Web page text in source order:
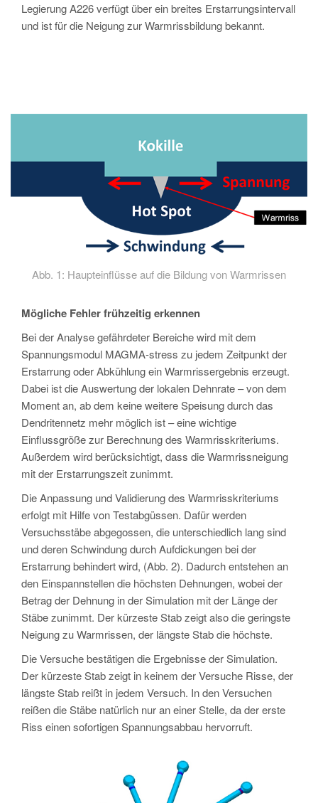
Legierung A226 verfügt über ein breites Erstarrungsintervall
und ist für die Neigung zur Warmrissbildung bekannt.
Abb. 1: Haupteinflüsse auf die Bildung von Warmrissen
Mögliche Fehler frühzeitig erkennen
Bei der Analyse gefährdeter Bereiche wird mit dem
Spannungsmodul MAGMA-stress zu jedem Zeitpunkt der
Erstarrung oder Abkühlung ein Warmrissergebnis erzeugt.
Dabei ist die Auswertung der lokalen Dehnrate – von dem
Moment an, ab dem keine weitere Speisung durch das
Dendritennetz mehr möglich ist – eine wichtige
Einflussgröße zur Berechnung des Warmrisskriteriums.
Außerdem wird berücksichtigt, dass die Warmrissneigung
mit der Erstarrungszeit zunimmt.
Die Anpassung und Validierung des Warmrisskriteriums
erfolgt mit Hilfe von Testabgüssen. Dafür werden
Versuchsstäbe abgegossen, die unterschiedlich lang sind
und deren Schwindung durch Aufdickungen bei der
Erstarrung behindert wird, (Abb. 2). Dadurch entstehen an
den Einspannstellen die höchsten Dehnungen, wobei der
Betrag der Dehnung in der Simulation mit der Länge der
Stäbe zunimmt. Der kürzeste Stab zeigt also die geringste
Neigung zu Warmrissen, der längste Stab die höchste.
Die Versuche bestätigen die Ergebnisse der Simulation.
Der kürzeste Stab zeigt in keinem der Versuche Risse, der
längste Stab reißt in jedem Versuch. In den Versuchen
reißen die Stäbe natürlich nur an einer Stelle, da der erste
Riss einen sofortigen Spannungsabbau hervorruft.